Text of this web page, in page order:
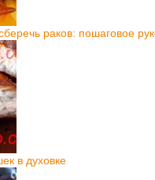
раков: пошаговое
в духовке